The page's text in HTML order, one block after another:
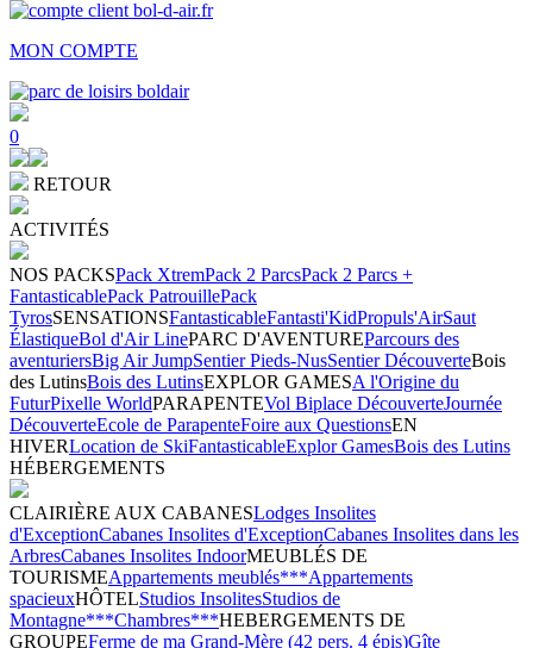
MON COMPTE
0
RETOUR
ACTIVITÉS
NOS PACKSPack XtremPack 2 ParcsPack 2 Parcs +
FantasticablePack PatrouillePack
TyrosSENSATIONSFantasticableFantasti'KidPropuls'AirSaut
ÉlastiqueBol d'Air LinePARC D'AVENTUREParcours des
aventuriersBig Air JumpSentier Pieds-NusSentier DécouverteBois
des LutinsBois des LutinsEXPLOR GAMESA l'Origine du
FuturPixelle WorldPARAPENTEVol Biplace DécouverteJournée
DécouverteEcole de ParapenteFoire aux QuestionsEN
HIVERLocation de SkiFantasticableExplor GamesBois des Lutins
HÉBERGEMENTS
CLAIRIÈRE AUX CABANESLodges Insolites
d'ExceptionCabanes Insolites d'ExceptionCabanes Insolites dans les
ArbresCabanes Insolites IndoorMEUBLÉS DE
TOURISMEAppartements meublés***Appartements
spacieuxHÔTELStudios InsolitesStudios de
Montagne***Chambres***HEBERGEMENTS DE
GROUPEFerme de ma Grand-Mère (42 pers. 4 épis)Gîte